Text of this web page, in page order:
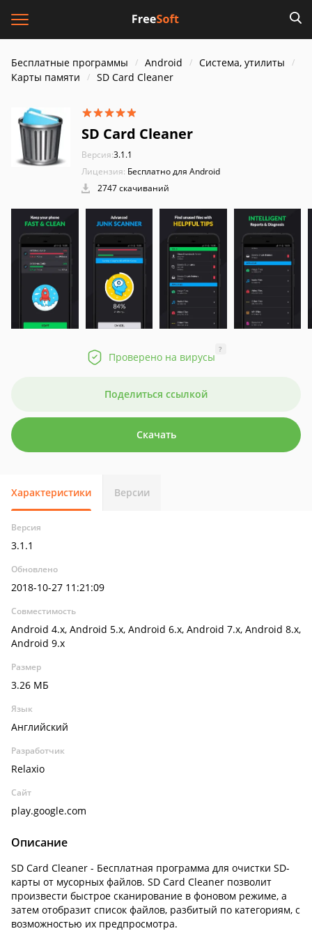
Бесплатные программы Android
Система, утилиты
Карты памяти
SD Card Cleaner
SD Card Cleaner
Версия:3.1.1
Лицензия: Бесплатно для Android
2747 скачиваний
Проверено на вирусы
?
Поделиться ссылкой
Скачать
Характеристики Версии
Версия
3.1.1
Обновлено
2018-10-27 11:21:09
Совместимость
Android 4.x, Android 5.x, Android 6.x, Android 7.x, Android 8.x,
Android 9.x
Размер
3.26 МБ
Язык
Английский
Разработчик
Relaxio
Сайт
play.google.com
Описание
SD Card Cleaner - Бесплатная программа для очистки SD-
карты от мусорных файлов. SD Card Cleaner позволит
произвести быстрое сканирование в фоновом режиме, а
затем отобразит список файлов, разбитый по категориям, с
возможностью их предпросмотра.